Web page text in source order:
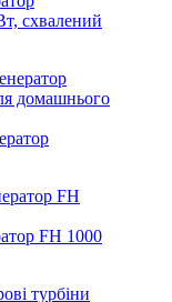
схвалений
FH 1000